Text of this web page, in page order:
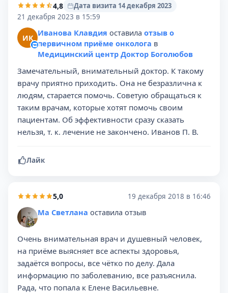
4,8
Дата визита 14 декабря 2023
21 декабря 2023 в 15:59
ИК Иванова Клавдия оставила отзыв о
первичном приёме онколога в
Медицинский центр Доктор Боголюбов
Замечательный, внимательный доктор. К такому
врачу приятно приходить. Она не безразлична к
людям, старается помочь. Советую обращаться к
таким врачам, которые хотят помочь своим
пациентам. Об эффективности сразу сказать
нельзя, т. к. лечение не закончено. Иванов П. В.
Лайк
5,0 19 декабря 2018 в 16:46
Ма Светлана оставила отзыв
Очень внимательная врач и душевный человек,
на приёме выясняет все аспекты здоровья,
задаётся вопросы, все чётко по делу. Дала
информацию по заболеванию, все разъяснила.
Рада, что попала к Елене Васильевне.